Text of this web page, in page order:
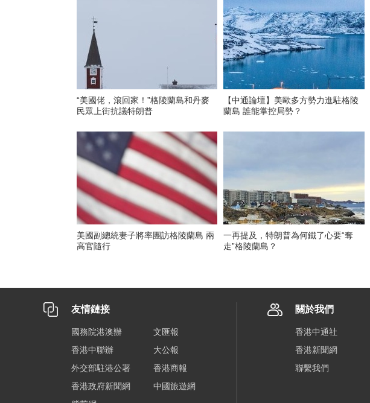
“美國佬，滾回家！”格陵蘭島和丹麥
民眾上街抗議特朗普
【中通論壇】美歐多方勢力進駐格陵
蘭島 誰能掌控局勢？
美國副總統妻子將率團訪格陵蘭島 兩
高官隨行
一再提及，特朗普為何鐵了心要“奪
走”格陵蘭島？
友情鏈接
國務院港澳辦
文匯報
香港中聯辦
大公報
外交部駐港公署
香港商報
香港政府新聞網
中國旅遊網
關於我們
香港中通社
香港新聞網
聯繫我們